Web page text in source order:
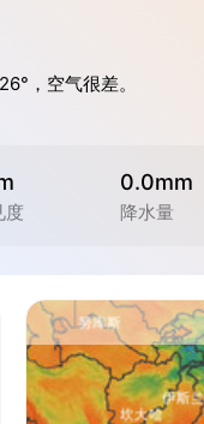
，空气很差。
度
0.0mm
降水量